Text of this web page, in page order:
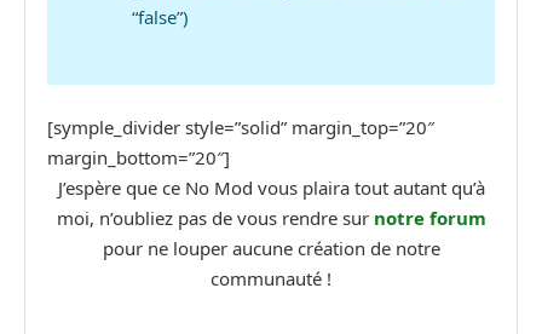
“false”)
[symple_divider style=”solid” margin_top=”20″
margin_bottom=”20″]
J’espère que ce No Mod vous plaira tout autant qu’à
moi, n’oubliez pas de vous rendre sur notre forum
pour ne louper aucune création de notre
communauté !